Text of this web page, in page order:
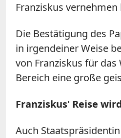
Franziskus
Die Bestätigung des
in irgendeiner Weise
von Franziskus für
Bereich eine große
Franziskus' Reise
Auch